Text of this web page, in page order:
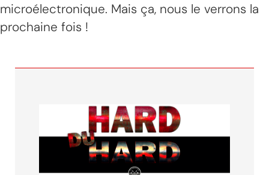
microélectronique. Mais ça, nous le verrons la
prochaine fois !